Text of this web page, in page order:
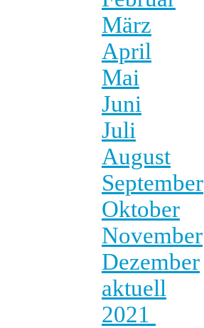
März
April
Mai
Juni
Juli
August
September
Oktober
November
Dezember
aktuell
2021